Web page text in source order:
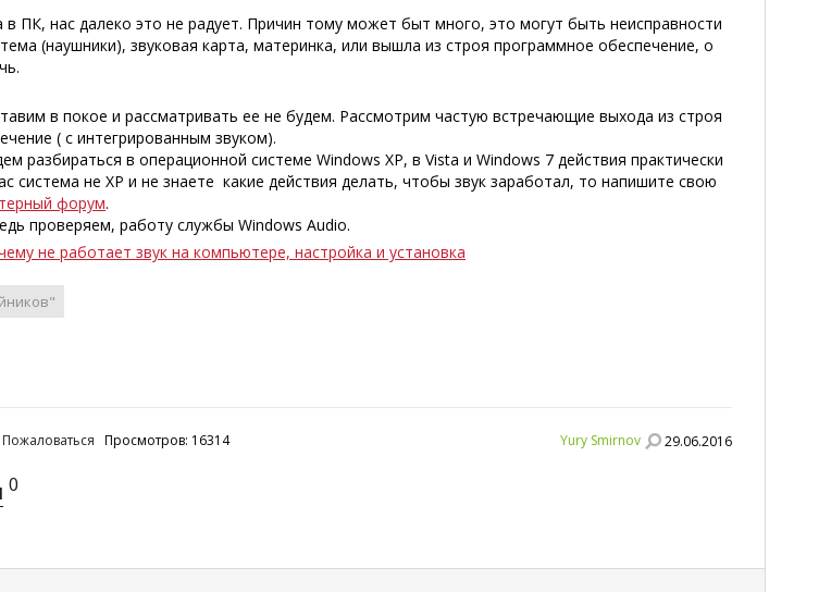
в ПК, нас далеко это не радует. Причин тому может быт много, это могут быть неисправности
(наушники), звуковая карта, материнка, или вышла из строя программное обеспечение, о
в покое и рассматривать ее не будем. Рассмотрим частую встречающие выхода из строя
( с интегрированным звуком).
разбираться в операционной системе Windows XP, в Vista и Windows 7 действия практически
система не ХР и не знаете какие действия делать, чтобы звук заработал, то напишите свою
форум.
проверяем, работу службы Windows Audio.
не работает звук на компьютере, настройка и установка
Yury Smirnov 29.06.2016
Пожаловаться Просмотров: 16314
0